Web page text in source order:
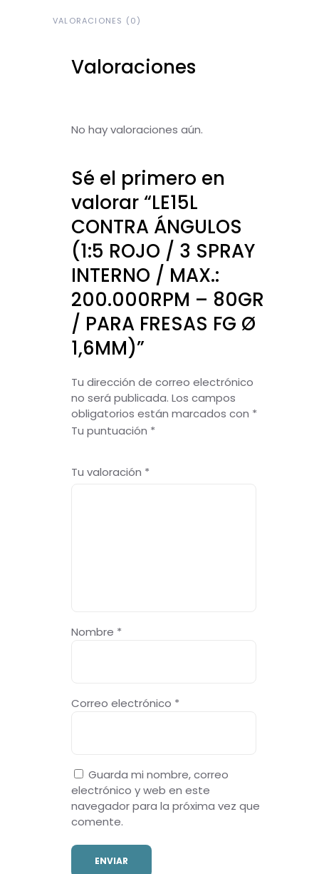
VALORACIONES (0)
Valoraciones
No hay valoraciones aún.
Sé el primero en
valorar “LE15L
CONTRA ÁNGULOS
(1:5 ROJO / 3 SPRAY
INTERNO / MAX.:
200.000RPM – 80GR
/ PARA FRESAS FG Ø
1,6MM)”
Tu dirección de correo electrónico
no será publicada. Los campos
obligatorios están marcados con *
Tu puntuación *
Tu valoración *
Nombre *
Correo electrónico *
Guarda mi nombre, correo
electrónico y web en este
navegador para la próxima vez que
comente.